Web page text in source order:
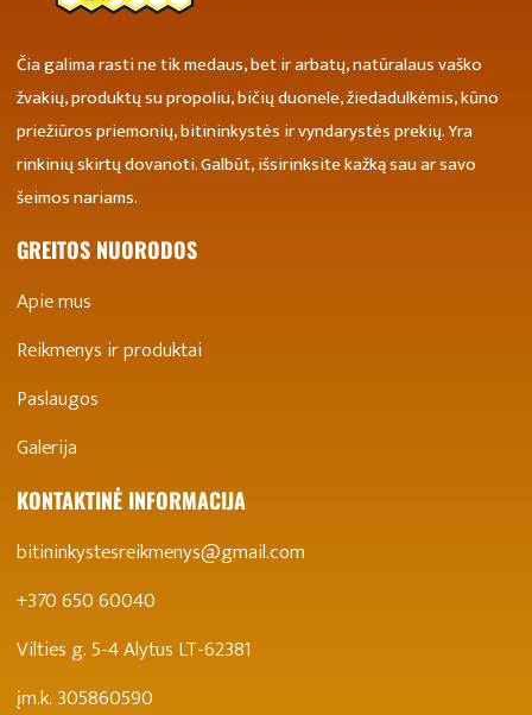
Čia galima rasti ne tik medaus, bet ir arbatų, natūralaus vaško
žvakių, produktų su propoliu, bičių duonele, žiedadulkėmis, kūno
priežiūros priemonių, bitininkystės ir vyndarystės prekių. Yra
rinkinių skirtų dovanoti. Galbūt, išsirinksite kažką sau ar savo
šeimos nariams.
GREITOS NUORODOS
Apie mus
Reikmenys ir produktai
Paslaugos
Galerija
KONTAKTINĖ INFORMACIJA
bitininkystesreikmenys@gmail.com
+370 650 60040
Vilties g. 5-4 Alytus LT-62381
įm.k. 305860590